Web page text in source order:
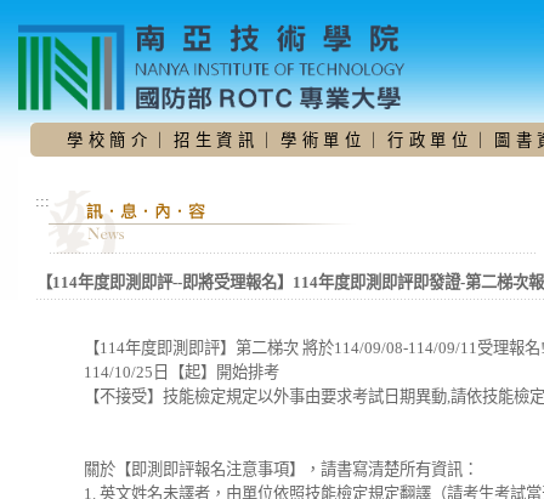
要
內
學 校 簡 介 招 生 資 訊 學 術 單 位 ｜行 政 單 位 圖 書
:::
【114年度即測即評--即將受理報名】114年度即測即評即發證-第二梯次
【114年度即測即評】第二梯次 將於114/09/08-114/09/11受理報
114/10/25日【起】開始排考
【不接受】技能檢定規定以外事由要求考試日期異動,請依技能檢
關於【即測即評報名注意事項】，請書寫清楚所有資訊：
1. 英文姓名未譯者，由單位依照技能檢定規定翻譯（請考生考試